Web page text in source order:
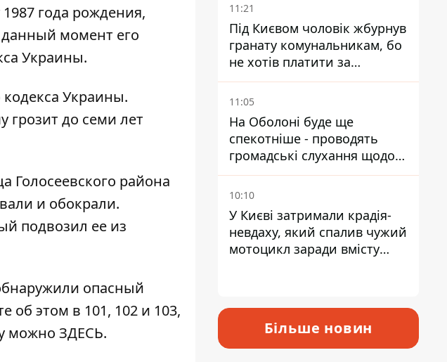
года рождения,
момент его
Украины.
кодекса Украины.
грозит до семи лет
Голосеевского района
и обокрали.
подвозил ее из
опасный
об этом в 101, 102 и 103,
можно ЗДЕСЬ.
11:21
Під Києвом чоловік жбурнув
гранату комунальникам, бо
не хотів платити за
квитанціями
11:05
На Оболоні буде ще
спекотніше - проводять
громадські слухання щодо
храму УГКЦ на Північній
10:10
У Києві затримали крадія-
невдаху, який спалив чужий
мотоцикл заради вмісту
Більше новин